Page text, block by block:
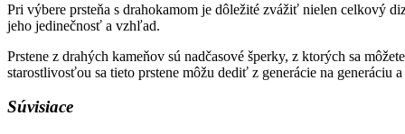
Pri výbere prsteňa s drahokamom je dôležité zvážiť nielen celkový
jeho jedinečnosť a vzhľad.
Prstene z drahých kameňov sú nadčasové šperky, z ktorých sa
starostlivosťou sa tieto prstene môžu dediť z generácie na generáciu
Súvisiace